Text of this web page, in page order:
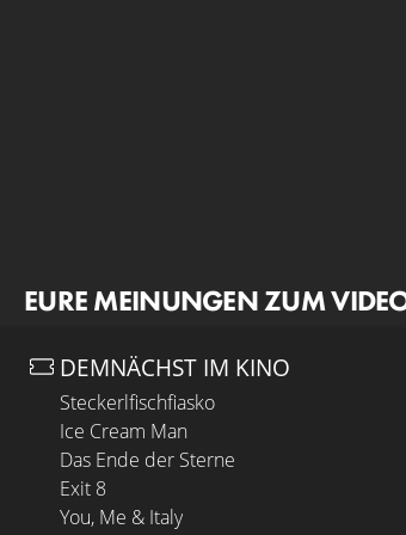
EURE MEINUNGEN ZUM
DEMNÄCHST IM KINO
Steckerlfischfiasko
Ice Cream Man
Das Ende der Sterne
Exit 8
You, Me & Italy